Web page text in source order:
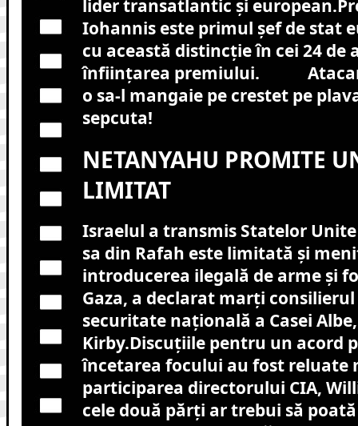
lider transatlantic și
Iohannis este primul șef de stat
cu această distincție în cei 24 de
înființarea premiului. Atacam
o sa-l mangaie pe crestet pe
sepcuta!
NETANYAHU PROMITE
LIMITAT
Israelul a transmis Statelor
sa din Rafah este limitată şi
introducerea ilegală de arme şi
Gaza, a declarat marţi
securitate naţională a Casei
Kirby.Discuţiile pentru un acord
încetarea focului au fost reluate
participarea directorului CIA,
cele două părţi ar trebui să